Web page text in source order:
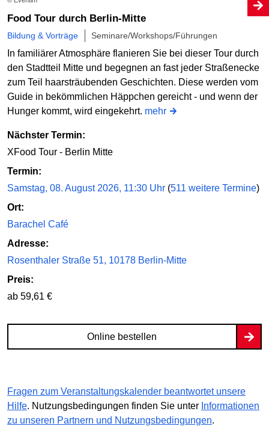
Food Tour durch Berlin-Mitte
Bildung & Vorträge Seminare/Workshops/Führungen
In familiärer Atmosphäre flanieren Sie bei dieser Tour durch
den Stadtteil Mitte und begegnen an fast jeder Straßenecke
zum Teil haarsträubenden Geschichten. Diese werden vom
Guide in bekömmlichen Häppchen gereicht - und wenn der
Hunger kommt, wird eingekehrt. mehr
Nächster Termin:
XFood Tour - Berlin Mitte
Termin:
Samstag, 08. August 2026, 11:30 Uhr (511 weitere Termine)
Ort:
Barachel Café
Adresse:
Rosenthaler Straße 51, 10178 Berlin-Mitte
Preis:
ab 59,61 €
Online bestellen
Fragen zum Veranstaltungskalender beantwortet unsere
Hilfe. Nutzungsbedingungen finden Sie unter Informationen
zu unseren Partnern und Nutzungsbedingungen.